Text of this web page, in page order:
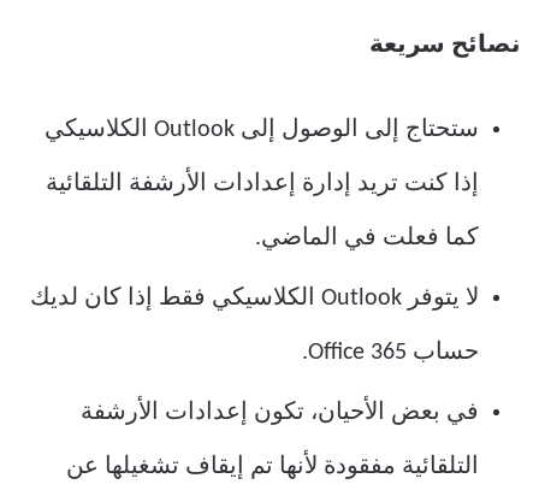
نصائح سريعة
ستحتاج إلى الوصول إلى Outlook الكلاسيكي
إذا كنت تريد إدارة إعدادات الأرشفة التلقائية
كما فعلت في الماضي.
لا ​​يتوفر Outlook الكلاسيكي فقط إذا كان لديك
حساب Office 365.
في بعض الأحيان، تكون إعدادات الأرشفة
التلقائية مفقودة لأنها تم إيقاف تشغيلها عن